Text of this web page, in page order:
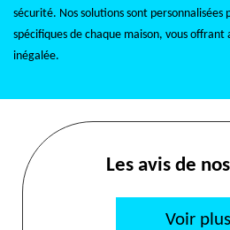
sécurité. Nos solutions sont personnalisées
spécifiques de chaque maison, vous
inégalée.
Les avis de
Voir plus